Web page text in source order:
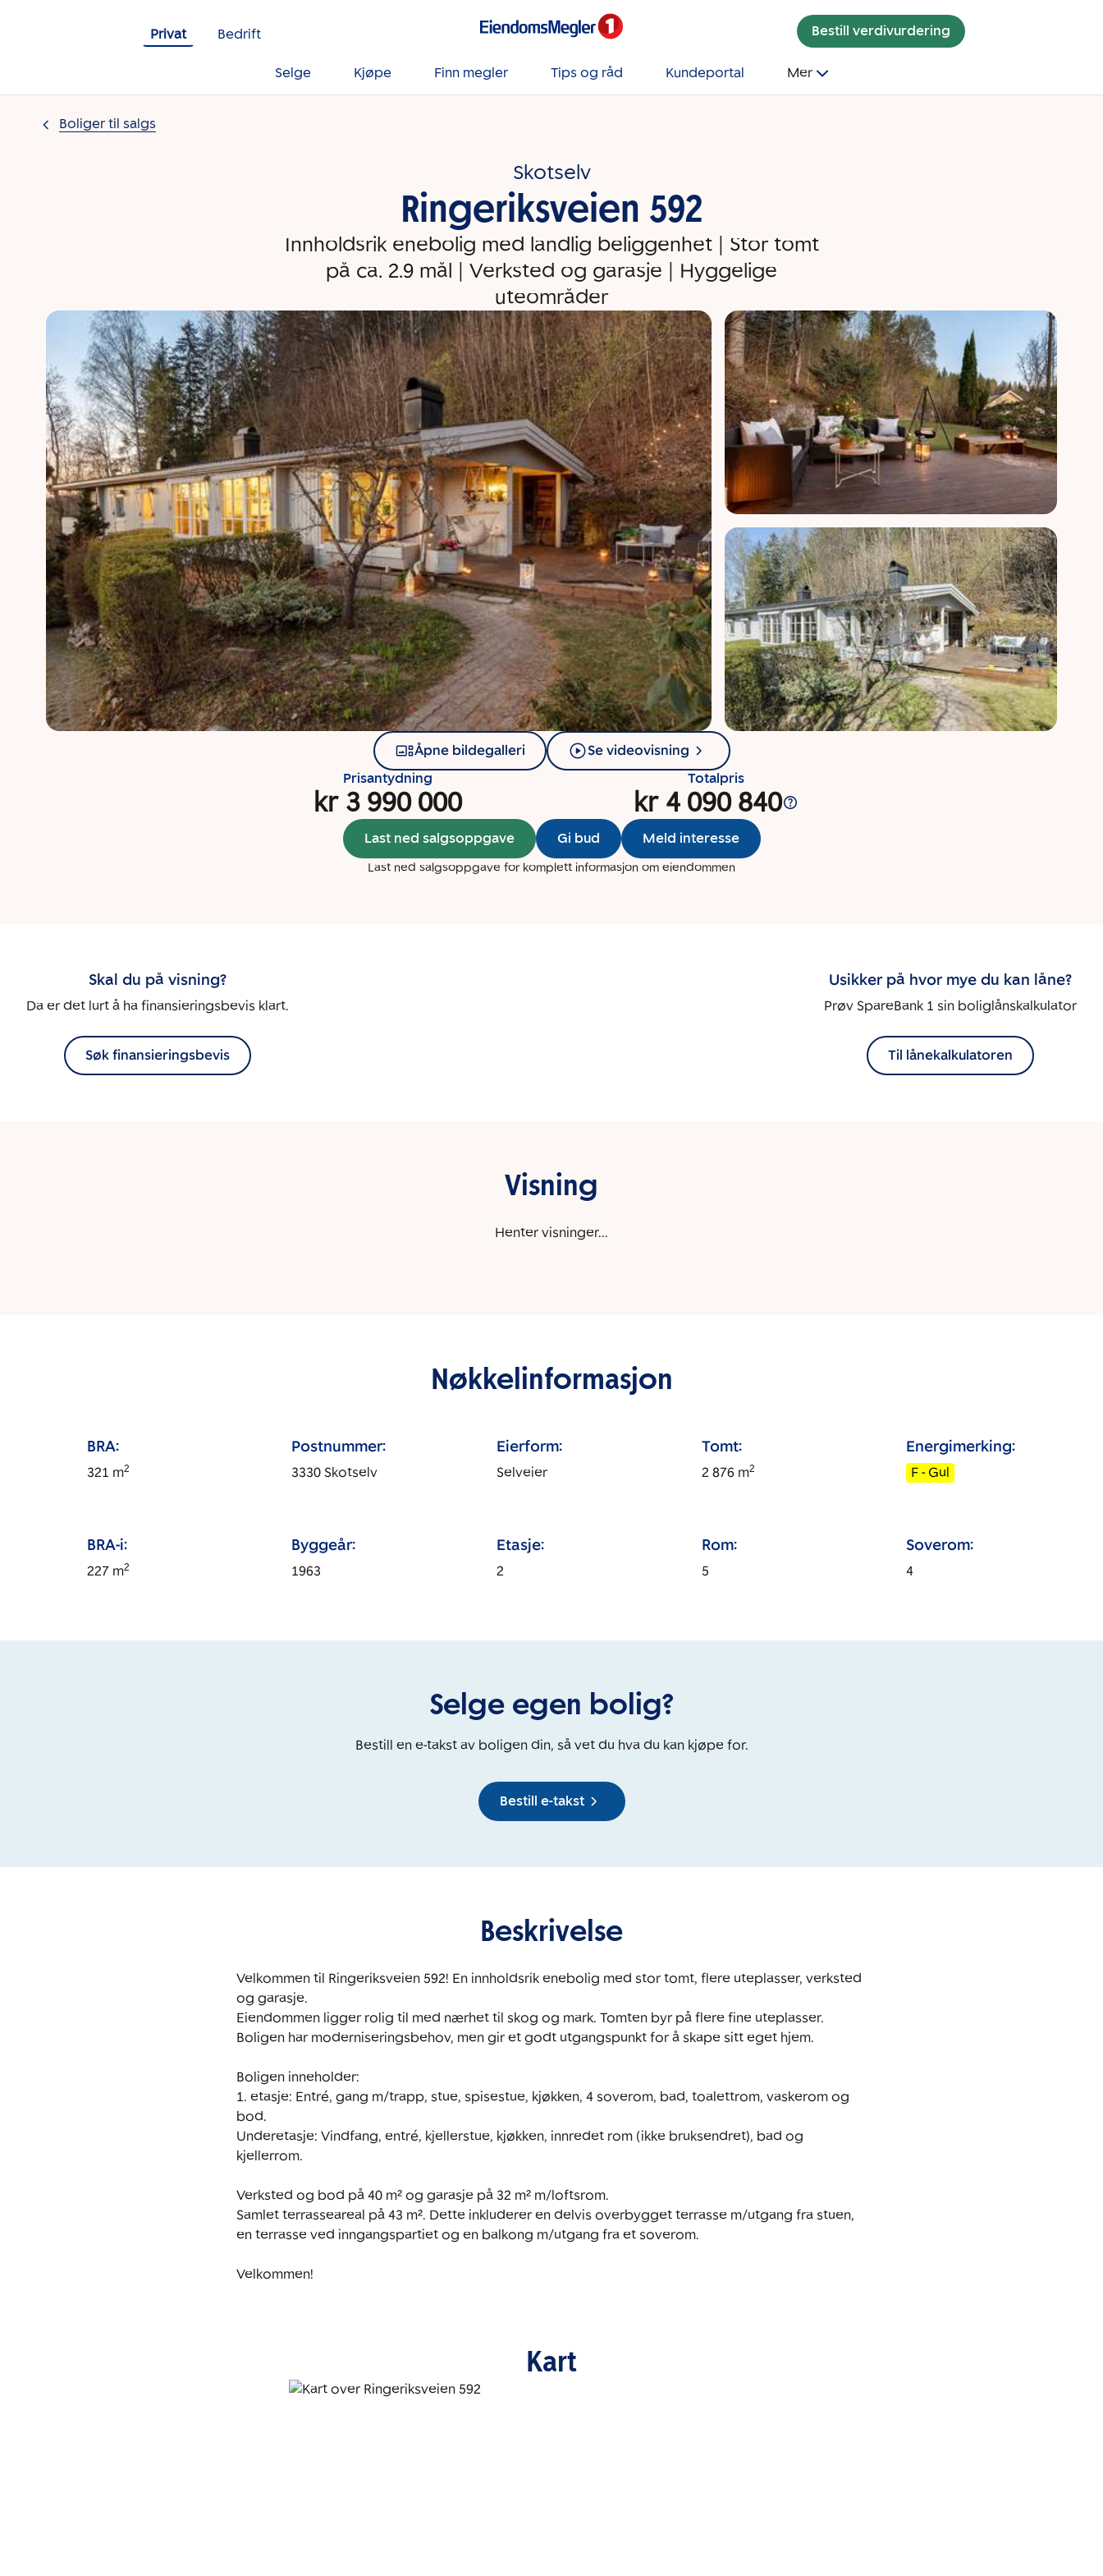
Privat
Bedrift Bestill verdivurdering
Selge Kjøpe Finn megler Tips og råd Kundeportal Mer
Boliger til salgs
Skotselv
Ringeriksveien 592
Innholdsrik enebolig med landlig beliggenhet | Stor tomt
på ca. 2.9 mål | Verksted og garasje | Hyggelige
uteområder
Åpne bildegalleri
Se videovisning
Prisantydning
kr 3 990 000
Totalpris
kr 4 090 840
Last ned salgsoppgave Gi bud Meld interesse
Last ned salgsoppgave for komplett informasjon om eiendommen
Skal du på visning?
Da er det lurt å ha finansieringsbevis klart.
Søk finansieringsbevis
Usikker på hvor mye du kan låne?
Prøv SpareBank 1 sin boliglånskalkulator
Til lånekalkulatoren
Visning
Henter visninger...
Nøkkelinformasjon
BRA:
321 m2
Postnummer:
3330 Skotselv
Eierform:
Selveier
Tomt:
2 876 m2
Energimerking:
F - Gul
BRA-i:
227m2
Byggeår:
1963
Etasje:
2
Rom:
5
Soverom:
4
Selge egen bolig?
Bestill en e-takst av boligen din, så vet du hva du kan kjøpe for.
Bestill e-takst
Beskrivelse
Velkommen til Ringeriksveien 592! En innholdsrik enebolig med stor tomt, flere uteplasser, verksted
og garasje.
Eiendommen ligger rolig til med nærhet til skog og mark. Tomten byr på flere fine uteplasser.
Boligen har moderniseringsbehov, men gir et godt utgangspunkt for å skape sitt eget hjem.
Boligen inneholder:
1. etasje: Entré, gang m/trapp, stue, spisestue, kjøkken, 4 soverom, bad, toalettrom, vaskerom og
bod.
Underetasje: Vindfang, entré, kjellerstue, kjøkken, innredet rom (ikke bruksendret), bad og
kjellerrom.
Verksted og bod på 40 m² og garasje på 32 m² m/loftsrom.
Samlet terrasseareal på 43 m². Dette inkluderer en delvis overbygget terrasse m/utgang fra stuen,
en terrasse ved inngangspartiet og en balkong m/utgang fra et soverom.
Velkommen!
Kart